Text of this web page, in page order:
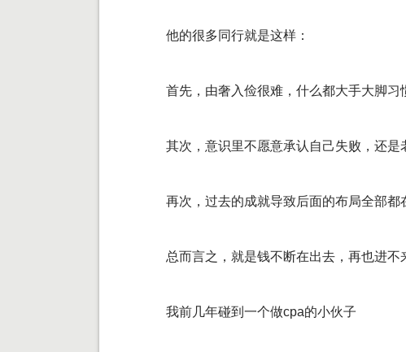
他的很多同行就是这样：
首先，由奢入俭很难，什么都大手大脚习
其次，意识里不愿意承认自己失败，还
再次，过去的成就导致后面的布局全部都
总而言之，就是钱不断在出去，再也进不
我前几年碰到一个做cpa的小伙子